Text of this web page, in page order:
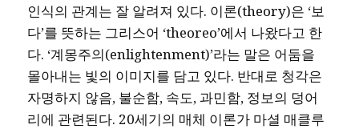
인식의 관계는 잘 알려져 있다. 이론(theory)은 ‘보
다’를 뜻하는 그리스어 ‘theoreo’에서 나왔다고 한
다. ‘계몽주의(enlightenment)’라는 말은 어둠을
몰아내는 빛의 이미지를 담고 있다. 반대로 청각은
자명하지 않음, 불순함, 속도, 과민함, 정보의 덩어
리에 관련된다. 20세기의 매체 이론가 마셜 매클루